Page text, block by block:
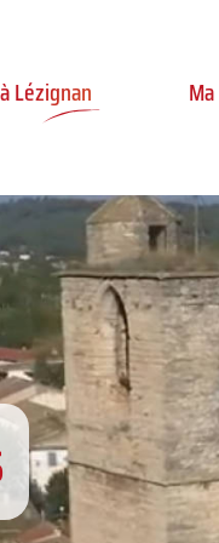
Lézignan